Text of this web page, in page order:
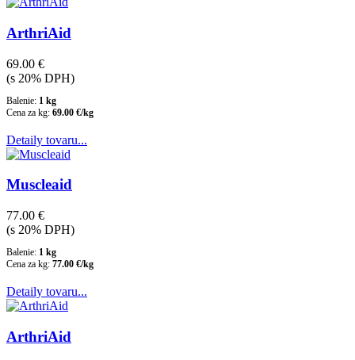
ArthriAid
69.00 €
(s 20% DPH)
Balenie: 1 kg
Cena za kg: 69.00 €/kg
Detaily tovaru...
Muscleaid
77.00 €
(s 20% DPH)
Balenie: 1 kg
Cena za kg: 77.00 €/kg
Detaily tovaru...
ArthriAid